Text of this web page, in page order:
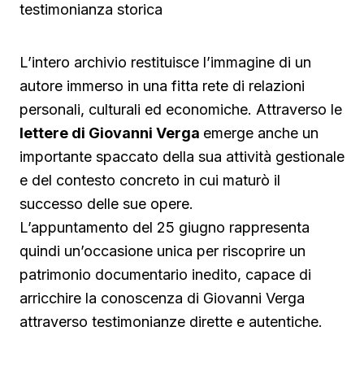
testimonianza storica
L’intero archivio restituisce l’immagine di un
autore immerso in una fitta rete di relazioni
personali, culturali ed economiche. Attraverso le
lettere di Giovanni Verga emerge anche un
importante spaccato della sua attività gestionale
e del contesto concreto in cui maturò il
successo delle sue opere.
L’appuntamento del 25 giugno rappresenta
quindi un’occasione unica per riscoprire un
patrimonio documentario inedito, capace di
arricchire la conoscenza di Giovanni Verga
attraverso testimonianze dirette e autentiche.